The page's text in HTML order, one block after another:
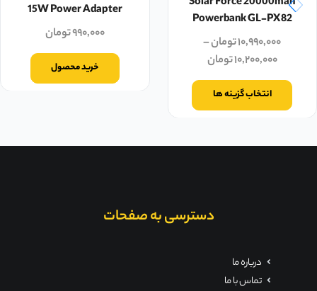
Powerbank GL-PX82
۱۰,۹۹۰,۰۰۰تومان–
۱۰,۲۰۰,۰۰۰تومان
انتخاب گزینه ها
15W Power Adapter
۹۹۰,۰۰۰تومان
خرید محصول
دسترسی به صفحات
درباره ما
تماس با ما